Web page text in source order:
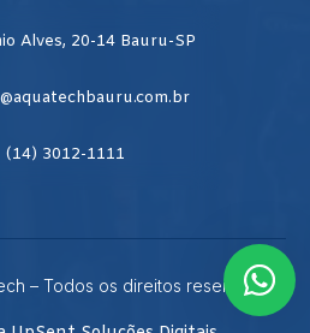
Alves, 20-14 Bauru-SP
(14) 3012-1111
– Todos os direitos reservados.